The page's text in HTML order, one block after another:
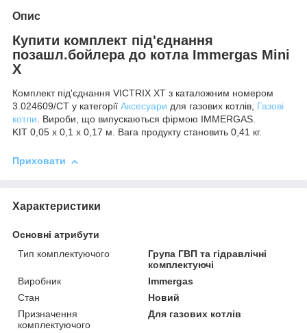
Опис
Купити комплект під'єднання
позашл.бойлера до котла Immergas Mini
X
Комплект під'єднання VICTRIX XT з каталожним номером
3.024609/CT у категорії Аксесуари для газових котлів, Газові
котли. Вироби, що випускаються фірмою IMMERGAS.
KIT 0,05 x 0,1 x 0,17 м. Вага продукту становить 0,41 кг.
Приховати
Характеристики
Основні атрибути
Тип комплектуючого
Група ГВП та гідравлічні
комплектуючі
Виробник
Immergas
Стан
Новий
Призначення
комплектуючого
Для газових котлів